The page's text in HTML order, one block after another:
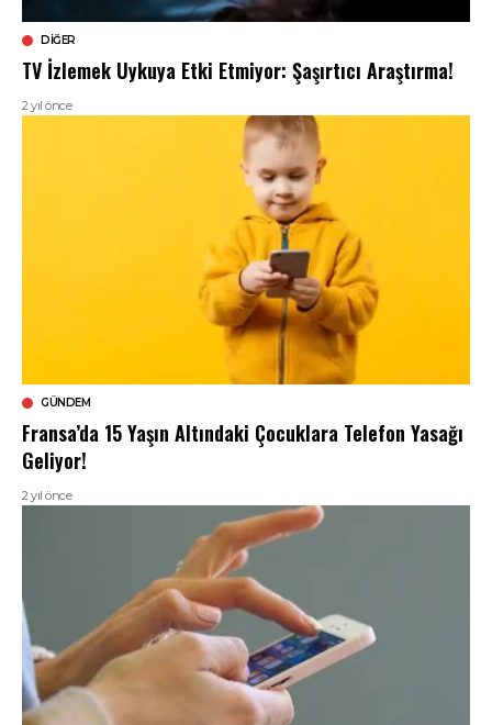
DIĞER
TV İzlemek Uykuya Etki Etmiyor: Şaşırtıcı Araştırma!
2 yıl önce
GÜNDEM
Fransa’da 15 Yaşın Altındaki Çocuklara Telefon Yasağı
Geliyor!
2 yıl önce